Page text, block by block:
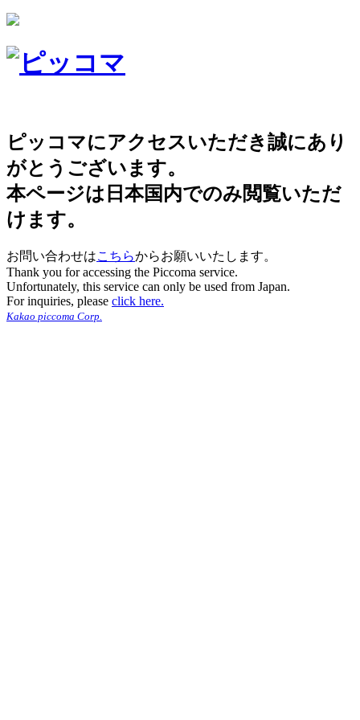
ピッコマにアクセスいただき誠にあり
がとうございます。
本ページは日本国内でのみ閲覧いただ
けます。
お問い合わせはこちらからお願いいたします。
Thank you for accessing the Piccoma service.
Unfortunately, this service can only be used from Japan.
For inquiries, please click here.
Kakao piccoma Corp.